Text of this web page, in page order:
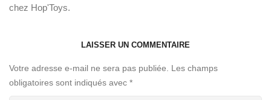
chez Hop'Toys.
LAISSER UN COMMENTAIRE
Votre adresse e-mail ne sera pas publiée.
Les champs
obligatoires sont indiqués avec *